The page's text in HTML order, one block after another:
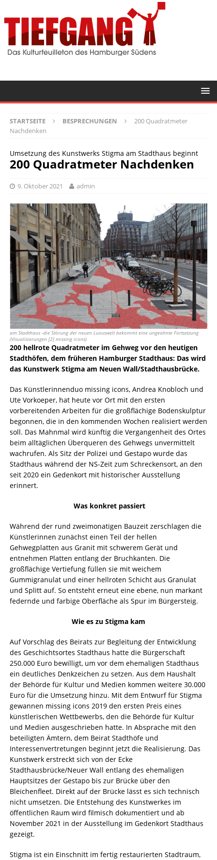
STARTSEITE BESPRECHUNGEN
200 Quadratmeter
Nachdenken
Umsetzung des Kunstwerks Stigma am Stadthaus beginnt
200 Quadratmeter Nachdenken
9. Oktober 2021 admin
am Stadthaus -die Störung der neuen Luxuswelt bekommt eine ungeahnte Fortsetzung
(Visualisierungen [2] missing icons)
200 hellrote Quadratmeter im Gehweg vor den heutigen
Stadthöfen, dem früheren Hamburger Stadthaus: Das wird
das Kunstwerk Stigma am Neuen Wall/Stadthausbrücke.
Das Künstlerinnenduo missing icons, Andrea Knobloch und
Ute Vorkoeper, hat heute vor Ort mit den ersten
vorbereitenden Arbeiten für die großflächige Bodenskulptur
begonnen, die in den kommenden Wochen realisiert werden
soll. Das Mahnmal wird künftig die Vergangenheit des Ortes
beim alltäglichen Überqueren des Gehwegs unvermittelt
wachrufen. Als Sitz der Polizei und Gestapo wurde das
Stadthaus während der NS-Zeit zum Schreckensort, an den
seit 2020 ein Gedenkort mit historischer Ausstellung
erinnert.
Was konkret passiert
Während der rund zweimonatigen Bauzeit zerschlagen die
Künstlerinnen zunächst einen Teil der hellen
Gehwegplatten aus Granit mit schwerem Gerät und
entnehmen Platten entlang der Bruchkanten. Die
großflächige Vertiefung füllen sie mit weichem
Gummigranulat und einer hellroten Schicht aus Granulat
und Splitt auf. So entsteht erneut eine ebene, nun markant
federnde und farbige Oberfläche als Spur im Bürgersteig.
Wie es zu Stigma kam
Auf Vorschlag des Beirats zur Begleitung der Entwicklung
des Geschichtsortes Stadthaus hatte die Bürgerschaft
250.000 Euro bewilligt, um vor dem ehemaligen Stadthaus
ein deutliches Denkzeichen zu setzen. Aus dem Haushalt
der Behörde für Kultur und Medien kommen weitere 30.000
Euro für die Umsetzung hinzu. Mit dem Entwurf für Stigma
gewannen missing icons 2019 den ersten Preis eines
künstlerischen Wettbewerbs, den die Behörde für Kultur
und Medien ausgeschrieben hatte. In Absprache mit den
beteiligten Ämtern, dem Beirat Stadthöfe und
Interessenvertretungen beginnt jetzt die Realisierung. Das
Kunstwerk erstreckt sich von der Ecke
Stadthausbrücke/Neuer Wall entlang des ehemaligen
Hauptsitzes der Gestapo bis zur Brücke über den
Bleichenfleet. Direkt auf der Brücke lässt es sich technisch
nicht umsetzen. Die Entstehung des Kunstwerkes im
öffentlichen Raum wird filmisch dokumentiert und ab
November 2021 in der Ausstellung im Gedenkort Stadthaus
gezeigt.
Stigma ist ein Einschnitt im fertig restaurierten Stadtraum,